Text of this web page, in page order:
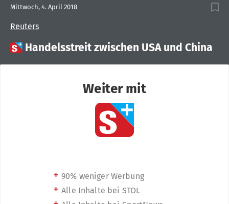
Reuters
Mittwoch, 4. April 2018
 Handelsstreit zwischen USA und China